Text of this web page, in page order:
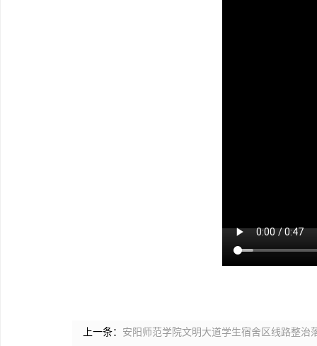
上一条： 安阳师范学院文明大道学生宿舍区线路整治